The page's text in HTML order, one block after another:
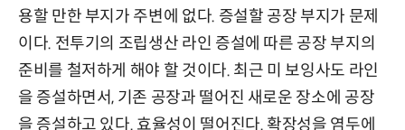
용할 만한 부지가 주변에 없다. 증설할 공장 부지가 문제
이다. 전투기의 조립생산 라인 증설에 따른 공장 부지의
준비를 철저하게 해야 할 것이다. 최근 미 보잉사도 라인
을 증설하면서, 기존 공장과 떨어진 새로운 장소에 공장
을 증설하고 있다. 효율성이 떨어진다. 확장성을 염두에